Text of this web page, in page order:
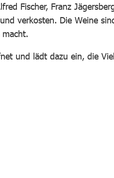
Fischer, Franz
verkosten. Die Weine
und lädt dazu ein, die